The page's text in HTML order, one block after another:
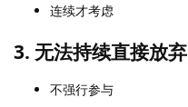
连续才考虑
3. 无法持续直接放弃
不强行参与